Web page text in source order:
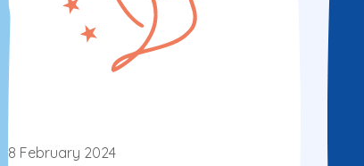
8 February 2024